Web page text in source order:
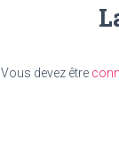
Vous devez être